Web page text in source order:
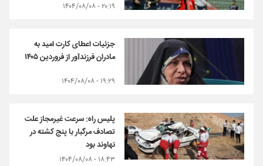
۲۰:۱۹ - ۱۴۰۴/۰۸/۰۸
جزئیات اعطای کارت امید به
مادران فرزندآور از فروردین ۱۴۰۵
۱۹:۲۹ - ۱۴۰۴/۰۸/۰۸
پلیس راه: سرعت غیرمجاز علت
تصادف مرگبار با پنج کشته در
نهاوند بود
۱۸:۴۳ - ۱۴۰۴/۰۸/۰۸